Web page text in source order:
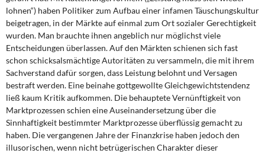
lohnen“) haben Politiker zum Aufbau einer infamen Täuschungskultur
beigetragen, in der Märkte auf einmal zum Ort sozialer Gerechtigkeit
wurden. Man brauchte ihnen angeblich nur möglichst viele
Entscheidungen überlassen. Auf den Märkten schienen sich fast
schon schicksalsmächtige Autoritäten zu versammeln, die mit ihrem
Sachverstand dafür sorgen, dass Leistung belohnt und Versagen
bestraft werden. Eine beinahe gottgewollte Gleichgewichtstendenz
ließ kaum Kritik aufkommen. Die behauptete Vernünftigkeit von
Marktprozessen schien eine Auseinandersetzung über die
Sinnhaftigkeit bestimmter Marktprozesse überflüssig gemacht zu
haben. Die vergangenen Jahre der Finanzkrise haben jedoch den
illusorischen, wenn nicht betrügerischen Charakter dieser